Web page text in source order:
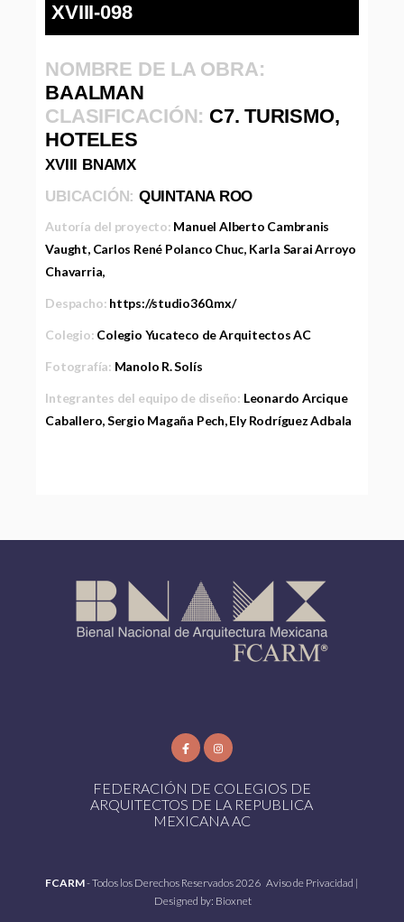
XVIII-098
NOMBRE DE LA OBRA:
BAALMAN
CLASIFICACIÓN: C7. TURISMO,
HOTELES
XVIII BNAMX
UBICACIÓN: QUINTANA ROO
Autoría del proyecto: Manuel Alberto Cambranis
Vaught, Carlos René Polanco Chuc, Karla Sarai Arroyo
Chavarria,
Despacho: https://studio360.mx/
Colegio: Colegio Yucateco de Arquitectos AC
Fotografía: Manolo R. Solís
Integrantes del equipo de diseño: Leonardo Arcique
Caballero, Sergio Magaña Pech, Ely Rodríguez Adbala
FEDERACIÓN DE COLEGIOS DE
ARQUITECTOS DE LA REPUBLICA
MEXICANA AC
FCARM- Todos los Derechos Reservados 2026Aviso de Privacidad |
Designed by: Bioxnet